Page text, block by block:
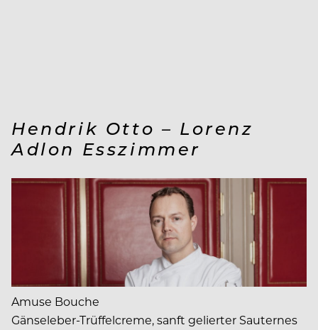
Hendrik Otto – Lorenz
Adlon Esszimmer
Amuse Bouche
Gänseleber-Trüffelcreme, sanft gelierter Sauternes